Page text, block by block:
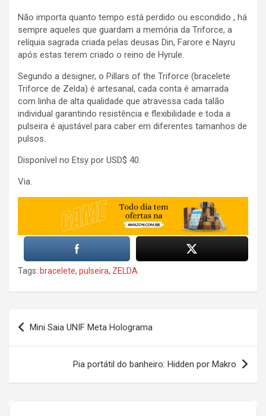
Não importa quanto tempo está perdido ou escondido , há
sempre aqueles que guardam a memória da Triforce, a
relíquia sagrada criada pelas deusas Din, Farore e Nayru
após estas terem criado o reino de Hyrule.
Segundo a designer, o Pillars of the Triforce (bracelete
Triforce de Zelda) é artesanal, cada conta é amarrada
com linha de alta qualidade que atravessa cada talão
individual garantindo resistência e flexibilidade e toda a
pulseira é ajustável para caber em diferentes tamanhos de
pulsos.
Disponível no Etsy por USD$ 40.
Via.
Tags: bracelete, pulseira, ZELDA
Post
navigation
Mini Saia UNIF Meta Holograma
Pia portátil do banheiro: Hidden por Makro